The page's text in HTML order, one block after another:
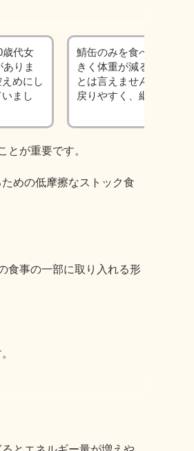
歳代女
りま
めにし
まし
鯖缶のみを食べるような
きく体重が減る例もあ
とは言えません。短期
戻りやすく、継続にも向
が重要です。
めの低摩擦なストック食
食事の一部に取り入れる形